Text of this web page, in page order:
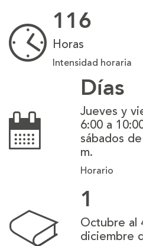
116
Horas
Intensidad horaria
Días
Jueves y
6:00 a
sábados
m.
Horario
1
Octubre al
diciembre